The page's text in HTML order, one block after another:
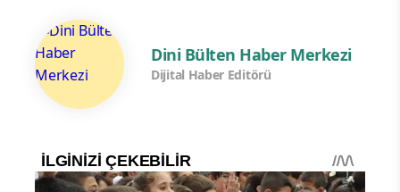
Dini Bülten Haber Merkezi
Dijital Haber Editörü